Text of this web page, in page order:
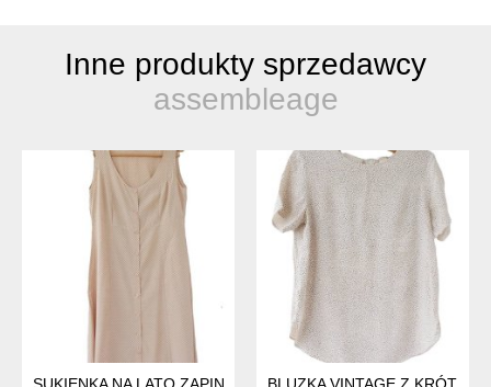
Inne produkty sprzedawcy
assembleage